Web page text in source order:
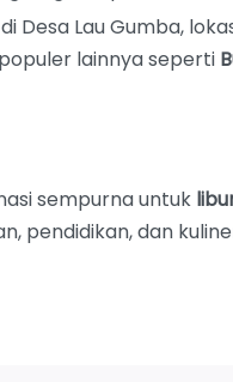
Desa Lau Gumba,
lainnya seperti
sempurna untuk
pendidikan, dan